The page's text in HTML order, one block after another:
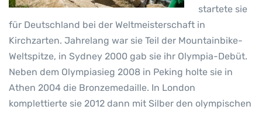
startete sie
für Deutschland bei der Weltmeisterschaft in
Kirchzarten. Jahrelang war sie Teil der Mountainbike-
Weltspitze, in Sydney 2000 gab sie ihr Olympia-Debüt.
Neben dem Olympiasieg 2008 in Peking holte sie in
Athen 2004 die Bronzemedaille. In London
komplettierte sie 2012 dann mit Silber den olympischen